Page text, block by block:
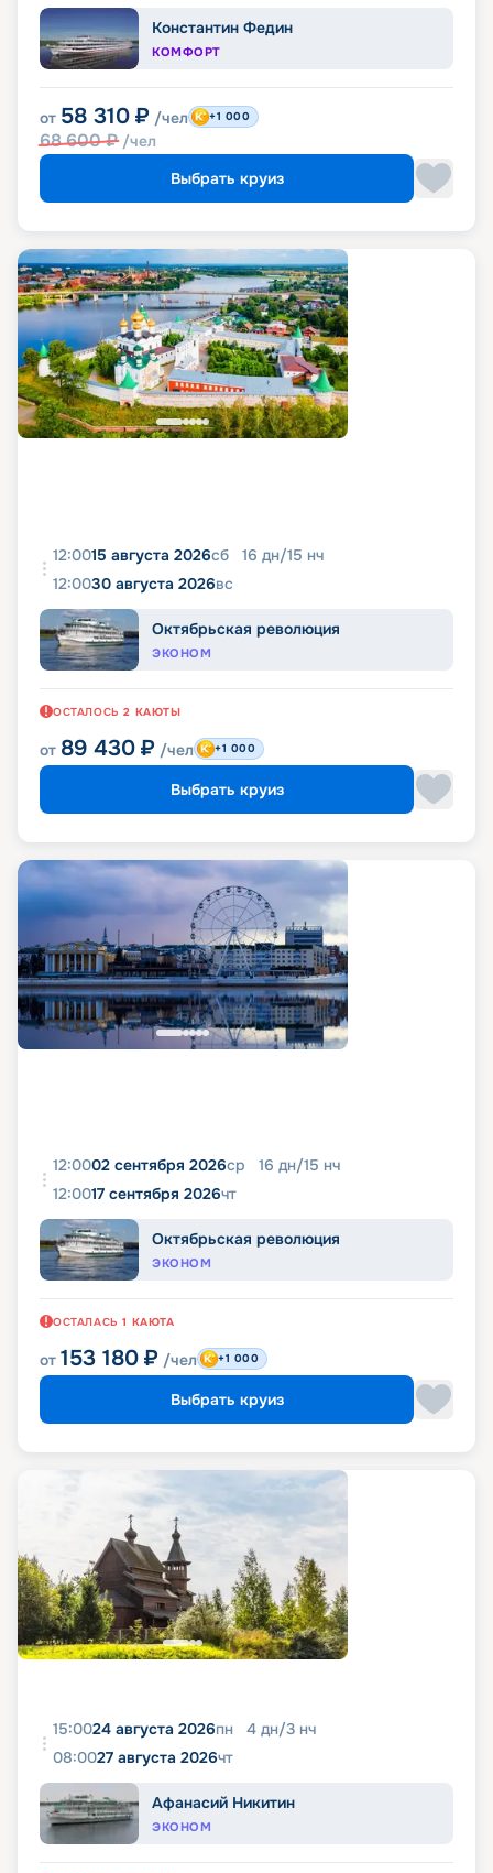
Константин Федин
КОМФОРТ
от 58 310 ₽ /чел
68 600₽ /чел
+1 000
Выбрать круиз
12:0015 августа 2026сб 16 дн/15 нч
12:0030 августа 2026вс
Октябрьская революция
ЭКОНОМ
ОСТАЛОСЬ 2 КАЮТЫ
от 89 430 ₽ /чел +1 000
Выбрать круиз
12:0002 сентября 2026ср 16 дн/15 нч
12:0017 сентября 2026чт
Октябрьская революция
ЭКОНОМ
ОСТАЛАСЬ 1 КАЮТА
от 153 180 ₽ /чел +1 000
Выбрать круиз
15:0024 августа 2026пн 4 дн/3 нч
08:0027 августа 2026чт
Афанасий Никитин
ЭКОНОМ